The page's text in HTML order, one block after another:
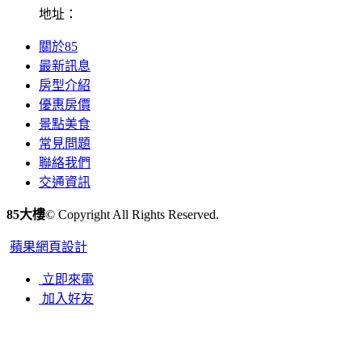
地址：
關於85
最新訊息
房型介紹
優惠房價
景點美食
常見問題
聯絡我們
交通資訊
85大樓© Copyright All Rights Reserved.
蘋果網頁設計
立即來電
加入好友